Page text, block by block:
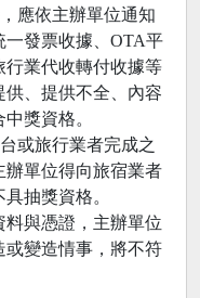
應依主辦單位通知
一發票收據、OTA平
行業代收轉付收據等
、提供不全、內容
獎資格。
或旅行業者完成之
辦單位得向旅宿業者
抽獎資格。
料與憑證，主辦單位
或變造情事，將不符